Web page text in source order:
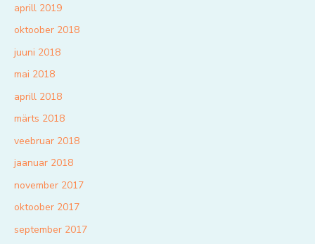
aprill 2019
oktoober 2018
juuni 2018
mai 2018
aprill 2018
märts 2018
veebruar 2018
jaanuar 2018
november 2017
oktoober 2017
september 2017